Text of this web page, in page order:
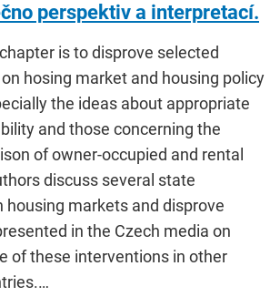
perspektiv a interpretací.
is to disprove selected
hosing market and housing policy
the ideas about appropriate
and those concerning the
of owner-occupied and rental
discuss several state
housing markets and disprove
in the Czech media on
of these interventions in other